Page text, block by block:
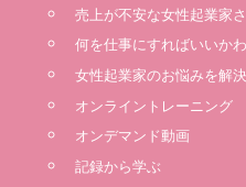
売上が不安な女性起業家
何を仕事にすればいいか
女性起業家のお悩みを解
オンライントレーニング
オンデマンド動画
記録から学ぶ